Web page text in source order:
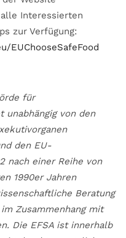
Interessierten
zur Verfügung:
EUChooseSafeFood
für
von den
den EU-
nach einer Reihe von
1990er Jahren
Beratung
Zusammenhang mit
Die EFSA ist innerhalb